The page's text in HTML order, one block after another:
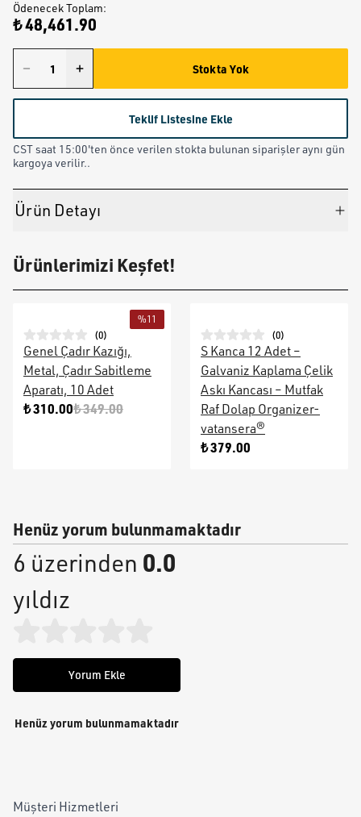
Ödenecek Toplam:
₺ 48,461.90
Stokta Yok
Teklif Listesine Ekle
CST saat 15:00'ten önce verilen stokta bulunan siparişler aynı gün
kargoya verilir..
Ürün Detayı
Ürünlerimizi Keşfet!
%11
(0)
Genel Çadır Kazığı,
Metal, Çadır Sabitleme
Aparatı, 10 Adet
₺ 310.00₺ 349.00
(0)
S Kanca 12 Adet –
Galvaniz Kaplama Çelik
Askı Kancası – Mutfak
Raf Dolap Organizer-
vatansera®
₺ 379.00
Henüz yorum bulunmamaktadır
6 üzerinden 0.0
yıldız
Yorum Ekle
Henüz yorum bulunmamaktadır
Müşteri Hizmetleri